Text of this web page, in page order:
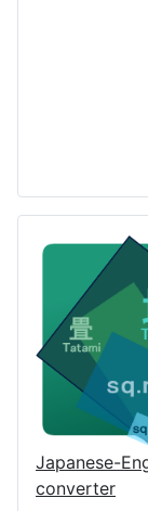
Japanese-
converter